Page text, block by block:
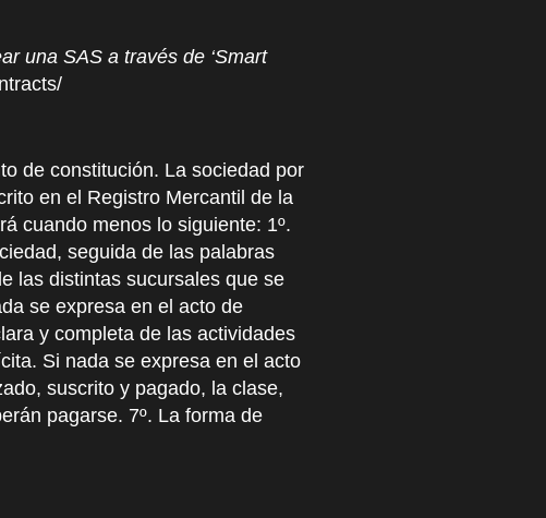
una SAS a través de ‘Smart
de constitución. La sociedad por
en el Registro Mercantil de la
cuando menos lo siguiente: 1º.
seguida de las palabras
las distintas sucursales que se
se expresa en el acto de
y completa de las actividades
Si nada se expresa en el acto
suscrito y pagado, la clase,
pagarse. 7º. La forma de